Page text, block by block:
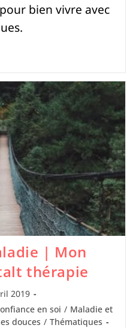
pour bien vivre avec
| Mon
thérapie
2019
en soi / Maladie et
douces / Thématiques